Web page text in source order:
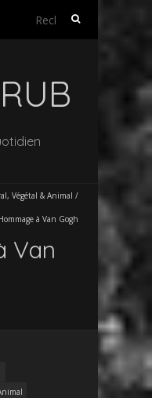
Rechercher :
Végétal & Animal /
à Van Gogh
Van